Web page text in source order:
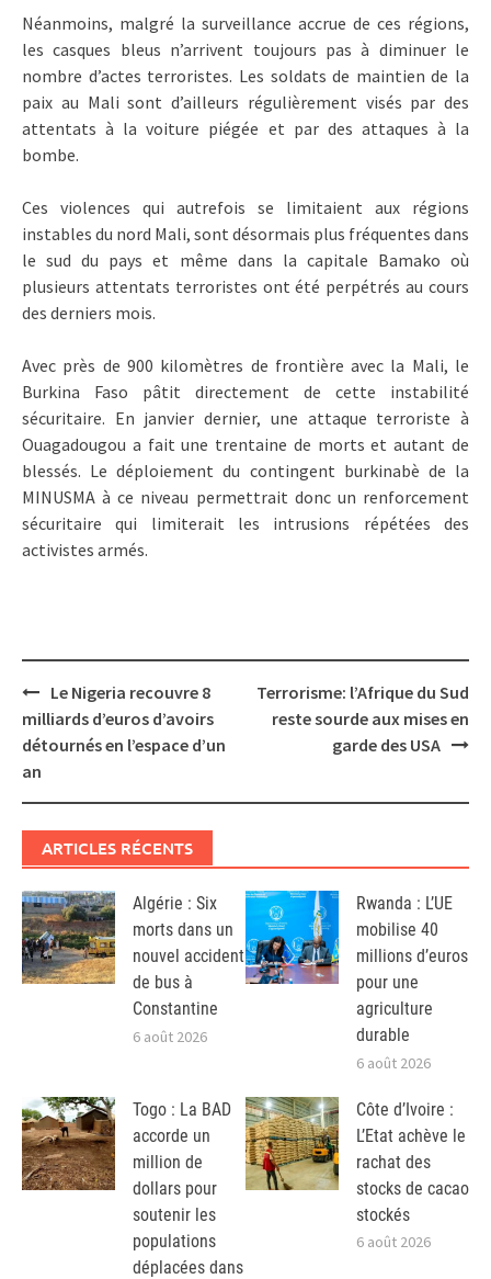
Néanmoins, malgré la surveillance accrue de ces régions,
les casques bleus n’arrivent toujours pas à diminuer le
nombre d’actes terroristes. Les soldats de maintien de la
paix au Mali sont d’ailleurs régulièrement visés par des
attentats à la voiture piégée et par des attaques à la
bombe.
Ces violences qui autrefois se limitaient aux régions
instables du nord Mali, sont désormais plus fréquentes dans
le sud du pays et même dans la capitale Bamako où
plusieurs attentats terroristes ont été perpétrés au cours
des derniers mois.
Avec près de 900 kilomètres de frontière avec la Mali, le
Burkina Faso pâtit directement de cette instabilité
sécuritaire. En janvier dernier, une attaque terroriste à
Ouagadougou a fait une trentaine de morts et autant de
blessés. Le déploiement du contingent burkinabè de la
MINUSMA à ce niveau permettrait donc un renforcement
sécuritaire qui limiterait les intrusions répétées des
activistes armés.
Post
navigation
Le Nigeria recouvre 8
milliards d’euros d’avoirs
détournés en l’espace d’un
an
Terrorisme: l’Afrique du Sud
reste sourde aux mises en
garde des USA
ARTICLES RÉCENTS
Algérie : Six
morts dans un
nouvel accident
de bus à
Constantine
6 août 2026
Rwanda : L’UE
mobilise 40
millions d’euros
pour une
agriculture
durable
6 août 2026
Togo : La BAD
accorde un
million de
dollars pour
soutenir les
populations
déplacées dans
Côte d’Ivoire :
L’Etat achève le
rachat des
stocks de cacao
stockés
6 août 2026